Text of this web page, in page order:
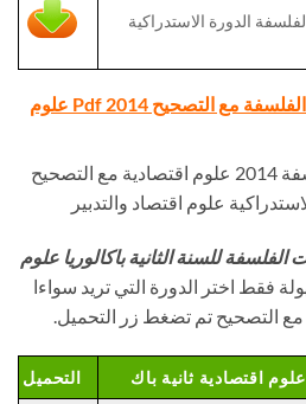
امتحانات وطنية في مادة الفلسفة مع التصحيح Pdf 2014 علوم
تحميل امتحان وطني الفلسفة 2014 علوم اقتصادية مع التصحيح
الفلسفة للسنة الثانية باكالوريا علوم
فقط اختر الدورة التي تريد سواءا
مع التصحيح تم تضغط زر التحميل.
اقتصادية ثانية باك التحميل